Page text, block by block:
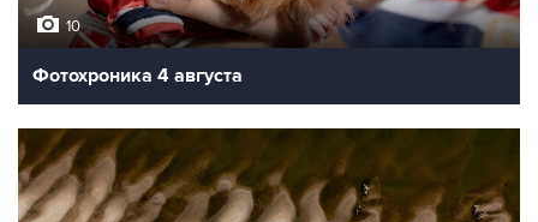
10
Фотохроника 4 августа